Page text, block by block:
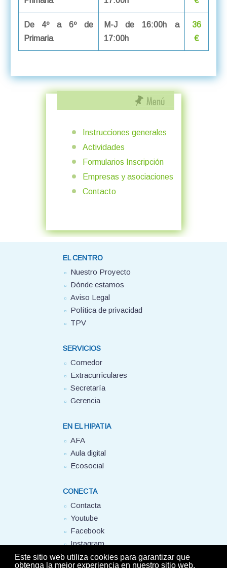
Este sitio web utiliza cookies para garantizar que
obtenga la mejor experiencia en nuestro sitio web.
De 4º a 6º de
Primaria
M-J de 16:00h a
17:00h
36
€
Instrucciones generales
Actividades
Formularios Inscripción
Empresas y asociaciones
Contacto
EL CENTRO
Nuestro Proyecto
Dónde estamos
Aviso Legal
Política de privacidad
TPV
SERVICIOS
Comedor
Extracurriculares
Secretaría
Gerencia
EN EL HIPATIA
AFA
Aula digital
Ecosocial
CONECTA
Contacta
Youtube
Facebook
Instagram
FUHEM